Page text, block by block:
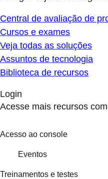
Central de avaliação de
Cursos e exames
Veja todas as soluções
Assuntos de tecnologia
Biblioteca de recursos
Login
Acesse mais recursos
Acesso ao console
Eventos
Treinamentos e testes